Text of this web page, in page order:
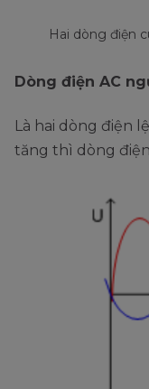
Hai dòng điện
Dòng điện AC
Là hai dòng điện
tăng thì dòng